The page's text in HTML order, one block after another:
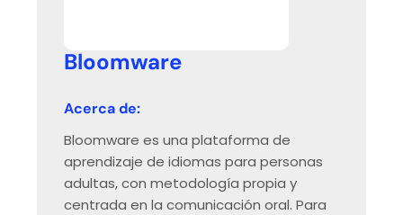
Bloomware
Acerca de:
Bloomware es una plataforma de
aprendizaje de idiomas para personas
adultas, con metodología propia y
centrada en la comunicación oral. Para